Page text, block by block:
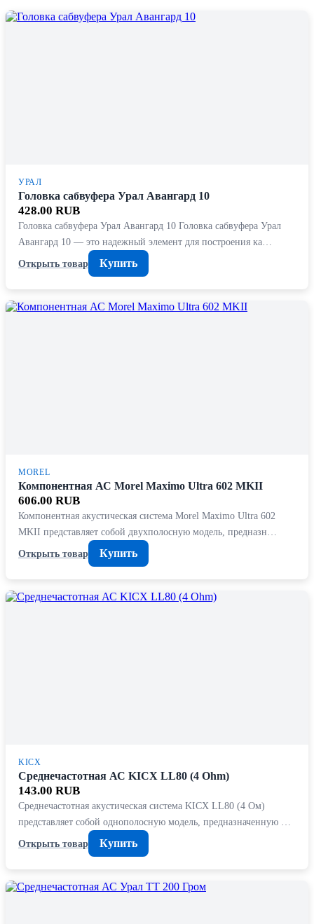
УРАЛ
Головка сабвуфера Урал Авангард 10
428.00 RUB
Головка сабвуфера Урал Авангард 10 Головка сабвуфера Урал
Авангард 10 — это надежный элемент для построения ка…
Открыть товар
Купить
MOREL
Компонентная АС Morel Maximo Ultra 602 MKII
606.00 RUB
Компонентная акустическая система Morel Maximo Ultra 602
MKII представляет собой двухполосную модель, предназн…
Открыть товар
Купить
KICX
Среднечастотная АС KICX LL80 (4 Ohm)
143.00 RUB
Среднечастотная акустическая система KICX LL80 (4 Ом)
представляет собой однополосную модель, предназначенную …
Открыть товар
Купить